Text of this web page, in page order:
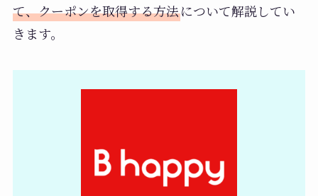
て、クーポンを取得する方法について解説してい
きます。